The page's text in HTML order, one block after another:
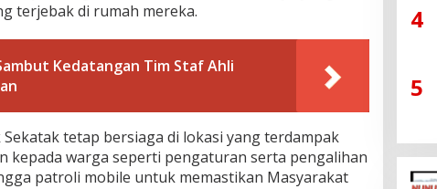
terjebak di rumah mereka.
Kedatangan Tim Staf Ahli
tetap bersiaga di lokasi yang terdampak
kepada warga seperti pengaturan serta pengalihan
patroli mobile untuk memastikan Masyarakat
4
5